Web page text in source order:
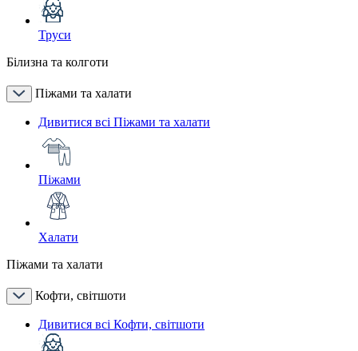
Труси
Білизна та колготи
Піжами та халати
Дивитися всі Піжами та халати
Піжами
Халати
Піжами та халати
Кофти, світшоти
Дивитися всі Кофти, світшоти